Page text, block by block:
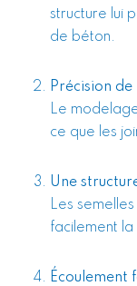
structure lui
de béton.
Précision
Le
ce que les
Une
Les
facilement la
Écoulement